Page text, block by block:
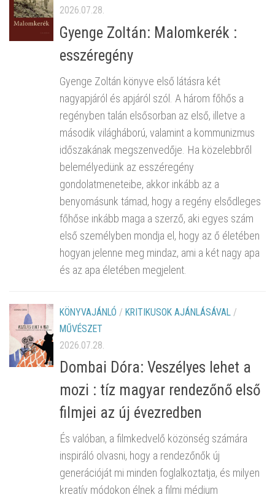
2026.07.28.
Gyenge Zoltán: Malomkerék :
esszéregény
Gyenge Zoltán könyve első látásra két
nagyapjáról és apjáról szól. A három főhős a
regényben talán elsősorban az első, illetve a
második világháború, valamint a kommunizmus
időszakának megszenvedője. Ha közelebbről
belemélyedünk az esszéregény
gondolatmeneteibe, akkor inkább az a
benyomásunk támad, hogy a regény elsődleges
főhőse inkább maga a szerző, aki egyes szám
első személyben mondja el, hogy az ő életében
hogyan jelenne meg mindaz, ami a két nagy apa
és az apa életében megjelent.
KÖNYVAJÁNLÓ / KRITIKUSOK AJÁNLÁSÁVAL /
MŰVÉSZET
2026.07.28.
Dombai Dóra: Veszélyes lehet a
mozi : tíz magyar rendezőnő első
filmjei az új évezredben
És valóban, a filmkedvelő közönség számára
inspiráló olvasni, hogy a rendezőnők új
generációját mi minden foglalkoztatja, és milyen
kreatív módokon élnek a filmi médium